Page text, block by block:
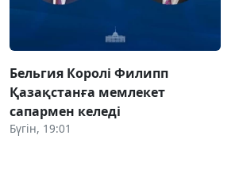
Бельгия Королі Филипп
Қазақстанға мемлекет
сапармен келеді
Бүгін, 19:01